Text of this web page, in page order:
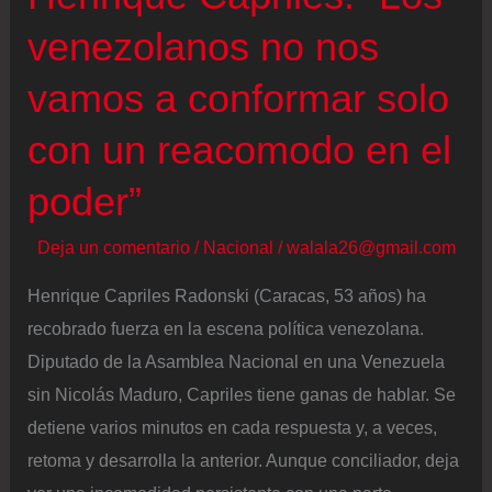
venezolanos no nos
vamos a conformar solo
con un reacomodo en el
poder”
Deja un comentario / Nacional /walala26@gmail.com
Henrique Capriles Radonski (Caracas, 53 años) ha
recobrado fuerza en la escena política venezolana.
Diputado de la Asamblea Nacional en una Venezuela
sin Nicolás Maduro, Capriles tiene ganas de hablar. Se
detiene varios minutos en cada respuesta y, a veces,
retoma y desarrolla la anterior. Aunque conciliador, deja